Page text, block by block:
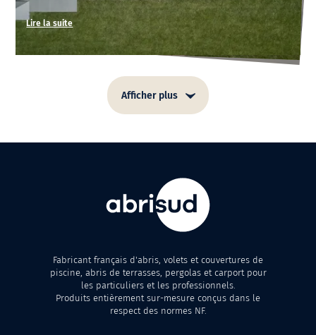
Lire la suite
Afficher plus
Fabricant français d'abris, volets et couvertures de
piscine, abris de terrasses, pergolas et carport pour
les particuliers et les professionnels.
Produits entièrement sur-mesure conçus dans le
respect des normes NF.